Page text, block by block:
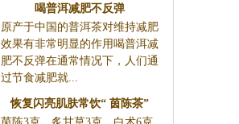
喝普洱减肥不反弹
原产于中国的普洱茶对维持减肥
效果有非常明显的作用喝普洱减
肥不反弹在通常情况下，人们通
过节食减肥就...
恢复闪亮肌肤常饮“ 茵陈茶”